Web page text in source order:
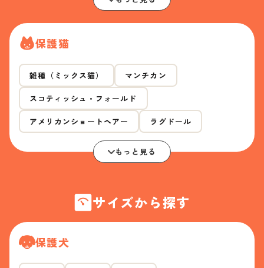
保護猫
雑種（ミックス猫） マンチカン
スコティッシュ・フォールド
アメリカンショートヘアー ラグドール
もっと見る
サイズから探す
保護犬